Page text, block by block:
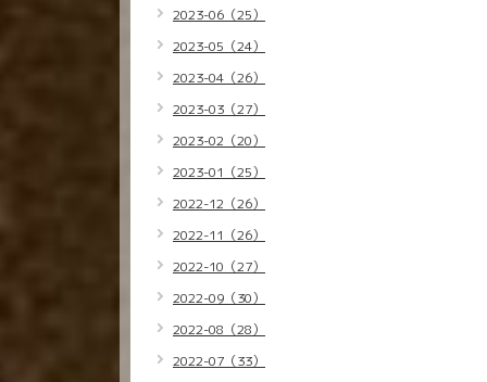
2023-06（25）
2023-05（24）
2023-04（26）
2023-03（27）
2023-02（20）
2023-01（25）
2022-12（26）
2022-11（26）
2022-10（27）
2022-09（30）
2022-08（28）
2022-07（33）